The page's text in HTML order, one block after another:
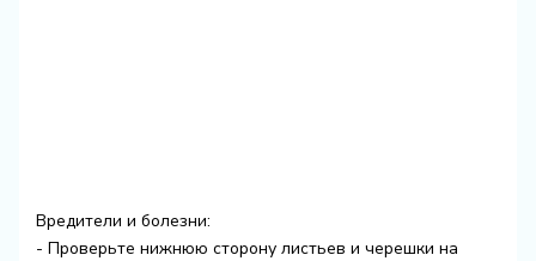
Вредители и болезни:
- Проверьте нижнюю сторону листьев и черешки на